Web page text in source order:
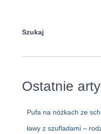
Szukaj
Ostatnie
Pufa na nóżkach ze
ławy z szufladami –